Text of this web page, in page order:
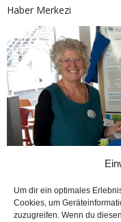
Um dir ein optimales
Cookies, um
zuzugreifen. Wenn du
Haber Merkezi